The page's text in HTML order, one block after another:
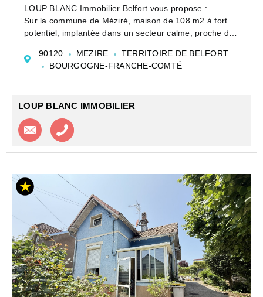
LOUP BLANC Immobilier Belfort vous propose :
Sur la commune de Méziré, maison de 108 m2 à fort
potentiel, implantée dans un secteur calme, proche des
Au rez-de-chaussée, vous trouverez une cuisine
indépendante, une salle à manger, un salon, u...
90120 MEZIRE
TERRITOIRE DE BELFORT
BOURGOGNE-FRANCHE-COMTÉ
LOUP BLANC IMMOBILIER
Contacter l'agence